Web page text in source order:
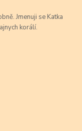
Jmenuji se Katka
korálí.